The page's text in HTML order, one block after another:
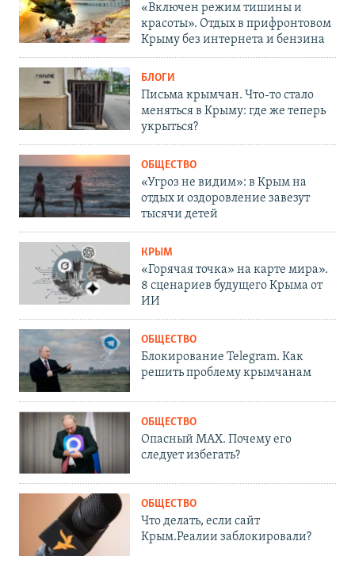
«Включен режим тишины и
красоты». Отдых в прифронтовом
Крыму без интернета и бензина
БЛОГИ
Письма крымчан. Что-то стало
меняться в Крыму: где же теперь
укрыться?
ОБЩЕСТВО
«Угроз не видим»: в Крым на
отдых и оздоровление завезут
тысячи детей
КРЫМ
«Горячая точка» на карте мира».
8 сценариев будущего Крыма от
ИИ
ОБЩЕСТВО
Блокирование Telegram. Как
решить проблему крымчанам
ОБЩЕСТВО
Опасный MAX. Почему его
следует избегать?
ОБЩЕСТВО
Что делать, если сайт
Крым.Реалии заблокировали?